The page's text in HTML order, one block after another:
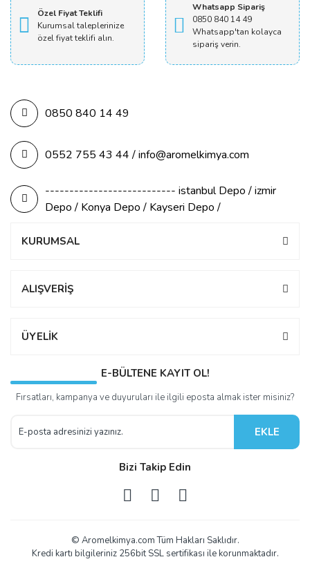
Özel Fiyat Teklifi
Kurumsal taleplerinize
özel fiyat teklifi alın.
Whatsapp Sipariş
0850 840 14 49
Whatsapp'tan kolayca
sipariş verin.
0850 840 14 49
0552 755 43 44 / info@aromelkimya.com
--------------------------- istanbul Depo / izmir
Depo / Konya Depo / Kayseri Depo /
KURUMSAL
ALIŞVERİŞ
ÜYELİK
E-BÜLTENE KAYIT OL!
Fırsatları, kampanya ve duyuruları ile ilgili eposta almak ister misiniz?
EKLE
Bizi Takip Edin
© Aromelkimya.com Tüm Hakları Saklıdır.
Kredi kartı bilgileriniz 256bit SSL sertifikası ile korunmaktadır.